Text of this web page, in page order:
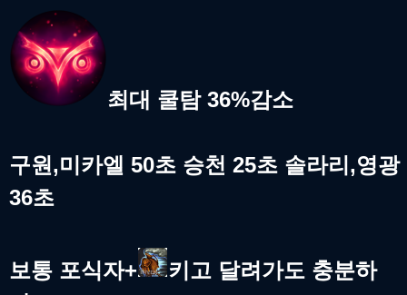
최대 쿨탐 36%감소
구원,미카엘 50초 승천 25초 솔라리,영광
36초
보통 포식자+
키고 달려가도 충분하